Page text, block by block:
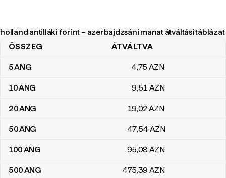
holland antilláki forint – azerbajdzsáni manat átváltási táblázat
holland antilláki forint – azerbajdzsáni manat átváltási táblázat
ÖSSZEG ÁTVÁLTVA
5ANG 4,75 AZN
10ANG 9,51 AZN
20ANG 19,02AZN
50ANG 47,54 AZN
100ANG 95,08 AZN
500ANG 475,39 AZN